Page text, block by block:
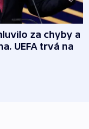
za chyby a
UEFA trvá na